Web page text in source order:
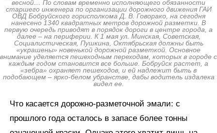
весной… По словам временно исполняющего обязанности
старшего инженера по организации дорожного движения ГАИ
ОВД Бобруйского горисполкома Д. В. Говорако, на сегодня
нанесено 1340 квадратных метров дорожной разметки. В
первую очередь приводят в порядок дороги в центре города, а
далее – на периферии. К 1 мая ул. Минская, Советская,
Социалистическая, Пушкина, Октябрьская должны быть
«украшены» новенькой дорожной разметкой. Основное
внимание уделяется пешеходным переходам, которых в городе с
каждым годом становится все больше. Бобруйск растет, а
«зебра» охраняет пешеходов, и ей надлежит быть в
подобающем – ярко-белом убранстве, дабы водитель издалека
видел ее.
Что касается дорожно-разметочной эмали: с
прошлого года осталось в запасе более тонны